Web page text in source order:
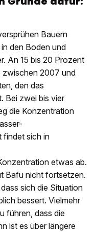
Bauern
den Boden und
An 15 bis 20 Prozent
zwischen 2007 und
den das
Bei zwei bis vier
die Konzentration
findet sich in
etwas ab.
Bafu nicht fortsetzen.
sich die Situation
bessert. Vielmehr
führen, dass die
ist es über längere